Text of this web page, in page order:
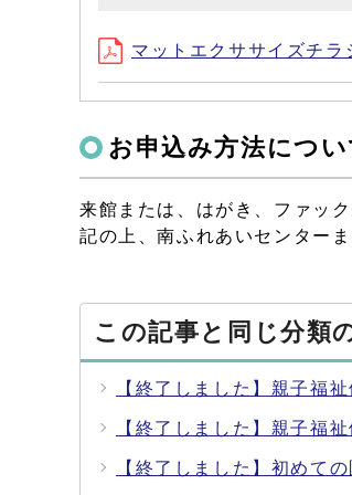
マットエクササイズチ
お申込み方法につい
来館または、はがき、ファッ
記の上、南ふれあいセンター
この記事と同じ分類
【終了しました】親子福
【終了しました】親子福
【終了しました】初めて